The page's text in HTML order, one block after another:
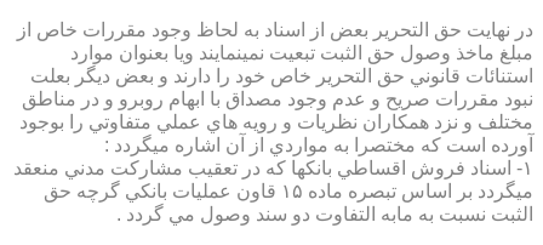
در نهايت حق التحرير بعض از اسناد به لحاظ وجود مقررات خاص از
مبلغ ماخذ وصول حق الثبت تبعيت نمينمايند ويا بعنوان موارد
استنائات قانوني حق التحرير خاص خود را دارند و بعض ديگر بعلت
نبود مقررات صريح و عدم وجود مصداق با ابهام روبرو و در مناطق
مختلف و نزد همكاران نظريات و رويه هاي عملي متفاوتي را بوجود
آورده است كه مختصرا به مواردي از آن اشاره ميگردد :
۱- اسناد فروش اقساطي بانكها كه در تعقيب مشاركت مدني منعقد
ميگردد بر اساس تبصره ماده ۱۵ قاون عمليات بانكي گرچه حق
الثبت نسبت به مابه التفاوت دو سند وصول مي گردد .